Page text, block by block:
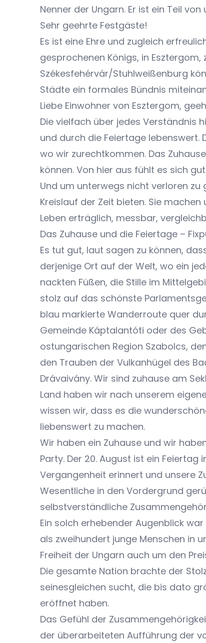
Nenner der Ungarn. Er ist ein Teil
Sehr geehrte Festgäste!
Es ist eine Ehre und zugleich
gesprochenen Königs, in
Székesfehérvár/Stuhlweißenburg
Städte ein formales Bündnis
Liebe Einwohner von Esztergom,
Die vielfach über jedes Verständnis
und durch die Feiertage lebenswert.
wo wir zurechtkommen. Das
können. Von hier aus fühlt es sich
Und um unterwegs nicht verloren zu
Kreislauf der Zeit bieten. Sie machen
Leben erträglich, messbar,
Das Zuhause und die Feiertage –
Es tut gut, laut sagen zu können,
derjenige Ort auf der Welt, wo ein
nackten Füßen, die Stille im
stolz auf das schönste
blau markierte Wanderroute quer
Gemeinde Káptalantóti oder des
ostungarischen Region Szabolcs,
den Trauben der Vulkanhügel des
Drávaivány. Wir sind zuhause am
Land haben wir nach unserem
wissen wir, dass es die
liebenswert zu machen.
Wir haben ein Zuhause und wir
Party. Der 20. August ist ein
Vergangenheit erinnert und unsere
Wesentliche in den Vordergrund
selbstverständliche
Ein solch erhebender Augenblick
als zweihundert junge Menschen in
Freiheit der Ungarn auch um den
Die gesamte Nation brachte der
seinesgleichen sucht, die bis dato
eröffnet haben.
Das Gefühl der
der überarbeiteten Aufführung der